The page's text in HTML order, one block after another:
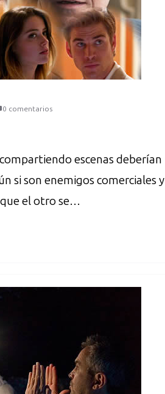
0 comentarios
escenas deberían
si son enemigos comerciales y
el otro se…